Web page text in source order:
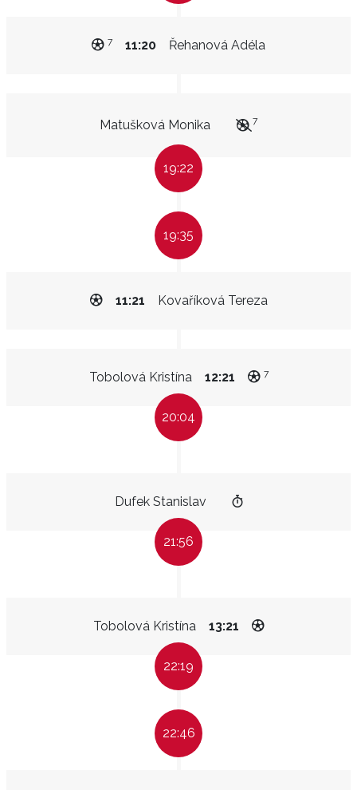
Řehanová Adéla
11:20
7
Matušková Monika 7
19:22
19:35
Kovaříková Tereza
11:21
Tobolová Kristína 12:21 7
20:04
Dufek Stanislav
21:56
Tobolová Kristína 13:21
22:19
22:46